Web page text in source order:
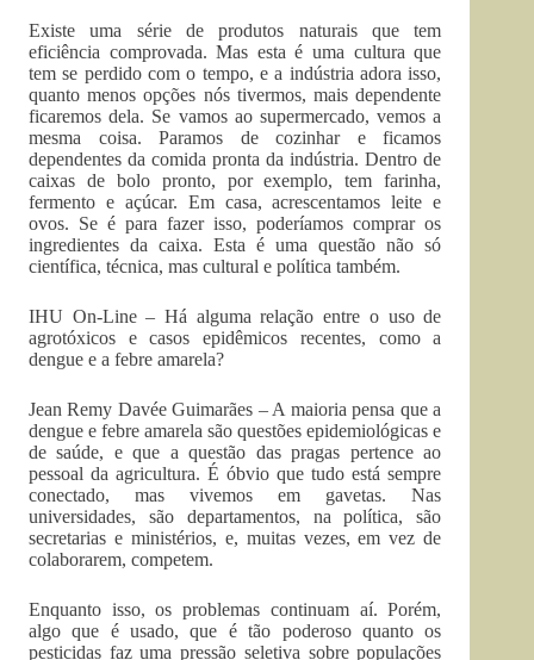
Existe uma série de produtos naturais que tem
eficiência comprovada. Mas esta é uma cultura que
tem se perdido com o tempo, e a indústria adora isso,
quanto menos opções nós tivermos, mais dependente
ficaremos dela. Se vamos ao supermercado, vemos a
mesma coisa. Paramos de cozinhar e ficamos
dependentes da comida pronta da indústria. Dentro de
caixas de bolo pronto, por exemplo, tem farinha,
fermento e açúcar. Em casa, acrescentamos leite e
ovos. Se é para fazer isso, poderíamos comprar os
ingredientes da caixa. Esta é uma questão não só
científica, técnica, mas cultural e política também.
IHU On-Line – Há alguma relação entre o uso de
agrotóxicos e casos epidêmicos recentes, como a
dengue e a febre amarela?
Jean Remy Davée Guimarães – A maioria pensa que a
dengue e febre amarela são questões epidemiológicas e
de saúde, e que a questão das pragas pertence ao
pessoal da agricultura. É óbvio que tudo está sempre
conectado, mas vivemos em gavetas. Nas
universidades, são departamentos, na política, são
secretarias e ministérios, e, muitas vezes, em vez de
colaborarem, competem.
Enquanto isso, os problemas continuam aí. Porém,
algo que é usado, que é tão poderoso quanto os
pesticidas faz uma pressão seletiva sobre populações